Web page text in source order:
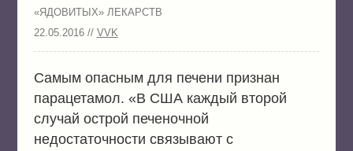
«ЯДОВИТЫХ» ЛЕКАРСТВ
22.05.2016 // VVK
Самым опасным для печени признан
парацетамол. «В США каждый второй
случай острой печеночной
недостаточности связывают с